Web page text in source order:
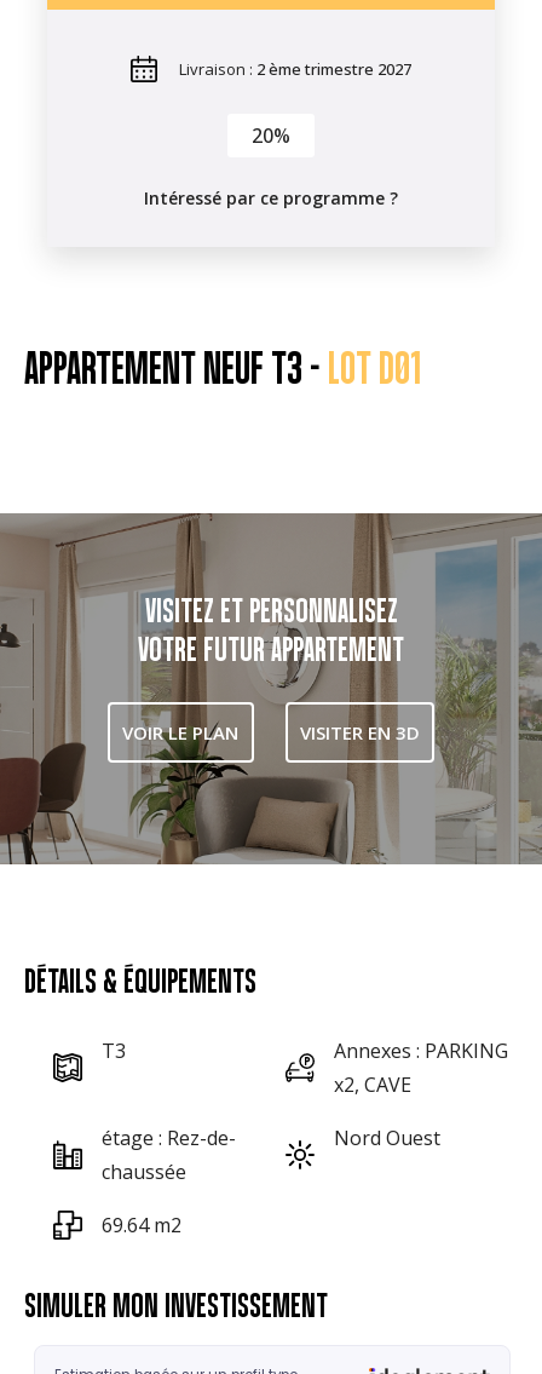
Livraison : 2 ème trimestre 2027
20%
Intéressé par ce programme ?
APPARTEMENT NEUF T3 - LOT D01
VISITEZ ET PERSONNALISEZ
VOTRE FUTUR APPARTEMENT
VOIR LE PLAN VISITER EN 3D
DÉTAILS & ÉQUIPEMENTS
T3
Annexes : PARKING
x2, CAVE
étage : Rez-de-
chaussée
Nord Ouest
69.64 m2
SIMULER MON INVESTISSEMENT